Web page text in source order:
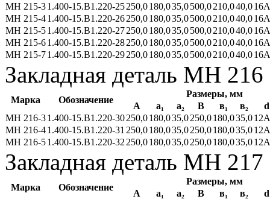
МН 215-31.400-15.В1.220-25250,0180,035,0500,0210,040,0
МН 215-41.400-15.В1.220-26250,0180,035,0500,0210,040,0
МН 215-51.400-15.В1.220-27250,0180,035,0500,0210,040,0
МН 215-61.400-15.В1.220-28250,0180,035,0500,0210,040,0
МН 215-71.400-15.В1.220-29250,0180,035,0500,0210,040,0
Закладная деталь МН 216
Марка Обозначение
Размеры, мм
А
а₁ a₂ В в₁ в₂
d
МН 216-31.400-15.В1.220-30250,0180,035,0250,0180,035,0
МН 216-41.400-15.В1.220-31 250,0180,035,0250,0180,035,0
МН 216-51.400-15.В1.220-32 250,0180,035,0250,0180,035,0
Закладная деталь МН 217
Марка Обозначение
Размеры, мм
А
а₁ a₂ В в₁ в₂
d